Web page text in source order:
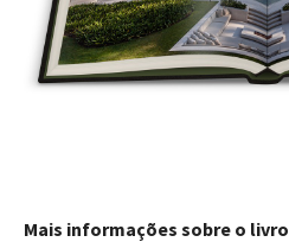
Mais informações sobre o livro